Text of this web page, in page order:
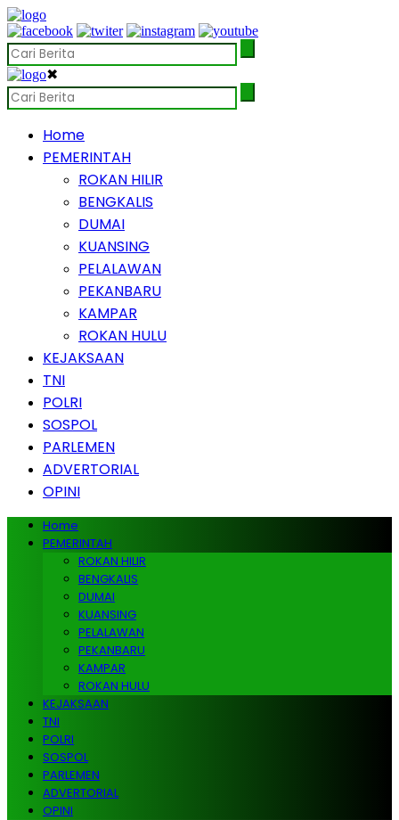
✖
Home
PEMERINTAH
ROKAN HILIR
BENGKALIS
DUMAI
KUANSING
PELALAWAN
PEKANBARU
KAMPAR
ROKAN HULU
KEJAKSAAN
TNI
POLRI
SOSPOL
PARLEMEN
ADVERTORIAL
OPINI
Home
PEMERINTAH
ROKAN HILIR
BENGKALIS
DUMAI
KUANSING
PELALAWAN
PEKANBARU
KAMPAR
ROKAN HULU
KEJAKSAAN
TNI
POLRI
SOSPOL
PARLEMEN
ADVERTORIAL
OPINI